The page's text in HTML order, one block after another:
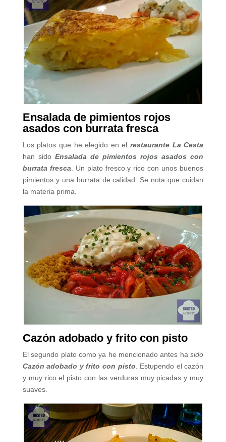
Ensalada de pimientos rojos
asados con burrata fresca
Los platos que he elegido en el restaurante La Cesta
han sido Ensalada de pimientos rojos asados con
burrata fresca. Un plato fresco y rico con unos buenos
pimientos y una burrata de calidad. Se nota que cuidan
la materia prima.
Cazón adobado y frito con pisto
El segundo plato como ya he mencionado antes hasido
Cazón adobado y frito con pisto . Estupendo el cazón
y muy rico el pisto con las verduras muy picadas y muy
suaves.